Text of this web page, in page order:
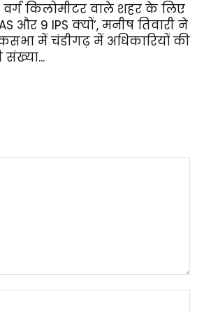
वर्ग किलोमीटर वाले शहर के लिए
और 9 IPS क्यों’, मनीष तिवारी ने
में चंडीगढ़ में अधिकारियों की
संख्या...